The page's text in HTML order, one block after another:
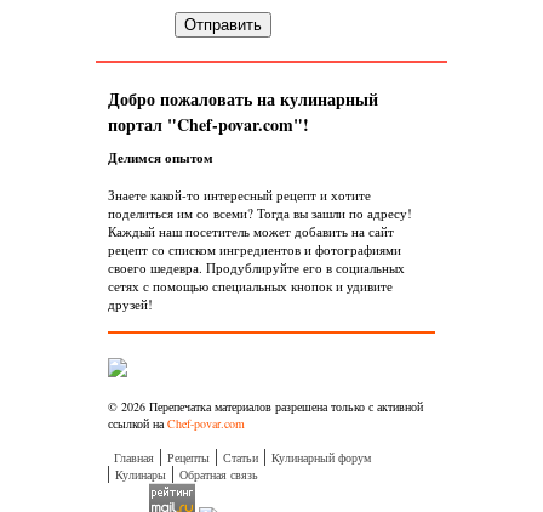
Отправить
Добро пожаловать на кулинарный
портал "Chef-povar.com"!
Делимся опытом
Знаете какой-то интересный рецепт и хотите
поделиться им со всеми? Тогда вы зашли по адресу!
Каждый наш посетитель может добавить на сайт
рецепт со списком ингредиентов и фотографиями
своего шедевра. Продублируйте его в социальных
сетях с помощью специальных кнопок и удивите
друзей!
© 2026 Перепечатка материалов разрешена только с активной
ссылкой наChef-povar.com
Главная
Рецепты Статьи
Кулинарный форум
Кулинары
Обратная связь